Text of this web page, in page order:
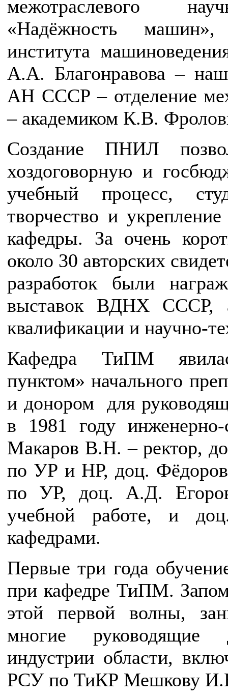
межотраслевого
«Надёжность машин»,
института
А.А. Благонравова –
АН СССР – отделение
– академиком К.В.
Создание ПНИЛ
хоздоговорную и
учебный процесс,
творчество и
кафедры. За очень
около 30 авторских
разработок были
выставок ВДНХ СССР,
квалификации и научно-
Кафедра ТиПМ
пунктом» начального
и донором для
в 1981 году инженерно-
Макаров В.Н. – ректор,
по УР и НР, доц.
по УР, доц. А.Д.
учебной работе, и
кафедрами.
Первые три года
при кафедре ТиПМ.
этой первой волны,
многие руководящие
индустрии области,
РСУ по ТиКР Мешкову